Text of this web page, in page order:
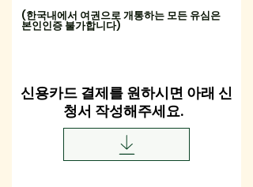
(한국내에서 ​여권으로 개통하는 모든 유심은
본인인증 불가합니다)
신용카드 결제를 원하시면 아래 신
청서 작성해주세요.